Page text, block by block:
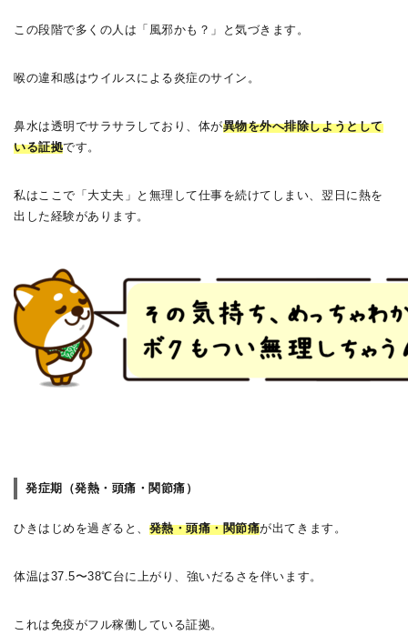
この段階で多くの人は「風邪かも？」と気づきます。
喉の違和感はウイルスによる炎症のサイン。
鼻水は透明でサラサラしており、体が異物を外へ排除しようとして
いる証拠です。
私はここで「大丈夫」と無理して仕事を続けてしまい、翌日に熱を
出した経験があります。
発症期（発熱・頭痛・関節痛）
ひきはじめを過ぎると、 発熱・頭痛・関節痛が出てきます。
体温は37.5〜38℃台に上がり、強いだるさを伴います。
これは免疫がフル稼働している証拠。